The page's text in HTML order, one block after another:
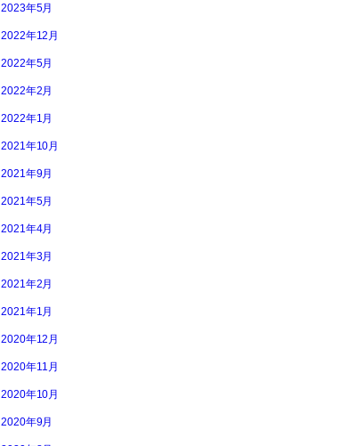
2023年5月
2022年12月
2022年5月
2022年2月
2022年1月
2021年10月
2021年9月
2021年5月
2021年4月
2021年3月
2021年2月
2021年1月
2020年12月
2020年11月
2020年10月
2020年9月